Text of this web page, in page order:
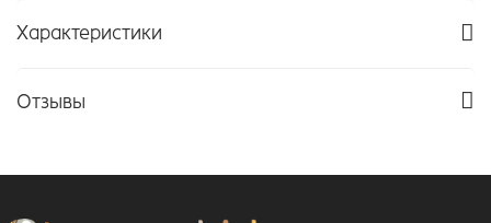
Характеристики
Отзывы